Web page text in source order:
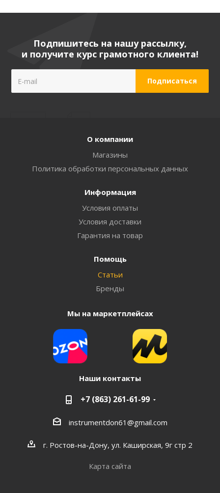
Подпишитесь на нашу рассылку,
и получите курс грамотного клиента!
О компании
Магазины
Политика обработки персональных данных
Информация
Условия оплаты
Условия доставки
Гарантия на товар
Помощь
Статьи
Бренды
Мы на маркетплейсах
Наши контакты
+7 (863) 261-61-99
instrumentdon61@gmail.com
г. Ростов-на-Дону, ул. Каширская, 9г стр 2
Карта сайта